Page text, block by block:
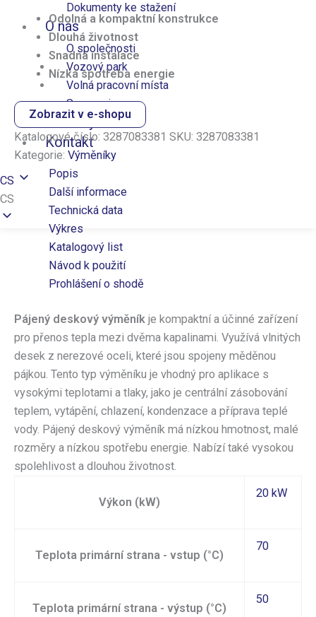
Dokumenty ke stažení
O nás
O společnosti
Vozový park
Volná pracovní místa
Sponzoring
Novinky
Kontakt
CS
CS
Odolná a kompaktní konstrukce
Dlouhá životnost
Snadná instalace
Nízká spotřeba energie
Zobrazit v e-shopu
Katalogové číslo: 3287083381 SKU: 3287083381
Kategorie: Výměníky
Popis
Další informace
Technická data
Výkres
Katalogový list
Návod k použití
Prohlášení o shodě
Pájený deskový výměník je kompaktní a účinné zařízení
pro přenos tepla mezi dvěma kapalinami. Využívá vlnitých
desek z nerezové oceli, které jsou spojeny měděnou
pájkou. Tento typ výměníku je vhodný pro aplikace s
vysokými teplotami a tlaky, jako je centrální zásobování
teplem, vytápění, chlazení, kondenzace a příprava teplé
vody. Pájený deskový výměník má nízkou hmotnost, malé
rozměry a nízkou spotřebu energie. Nabízí také vysokou
spolehlivost a dlouhou životnost.
Výkon (kW)
20 kW
Teplota primární strana - vstup (°C)
70
Teplota primární strana - výstup (°C)
50